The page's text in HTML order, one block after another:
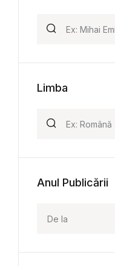
Limba
Anul Publicării